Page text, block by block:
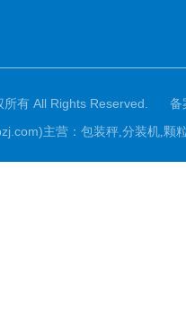
有 All Rights Reserved.
备
主营： 包装秤,分装机,颗